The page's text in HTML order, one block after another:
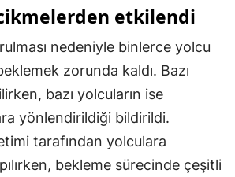
Malatya
Manisa
Kahramanmaraş
Mardin
etkilendi
nedeniyle binlerce yolcu
zorunda kaldı. Bazı
bazı yolcuların ise
yönlendirildiği bildirildi.
tarafından yolculara
bekleme sürecinde çeşitli